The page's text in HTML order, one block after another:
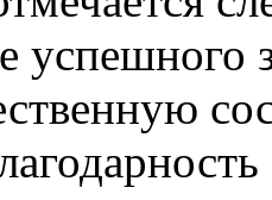
успешного